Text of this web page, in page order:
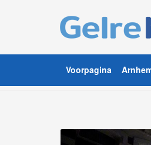
Voorpagina